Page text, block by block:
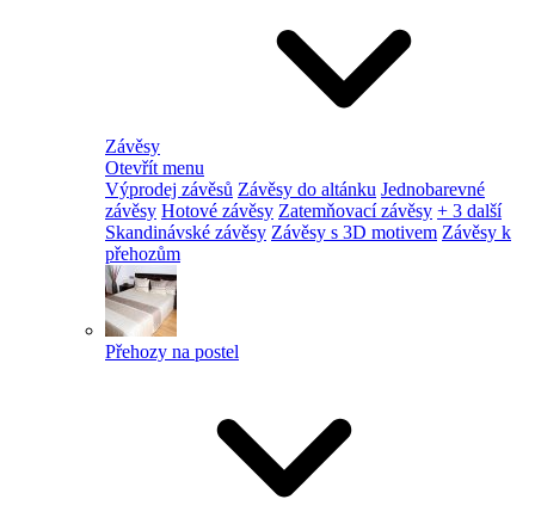
Závěsy
Otevřít menu
Výprodej závěsů Závěsy do altánku Jednobarevné
závěsy Hotové závěsy Zatemňovací závěsy + 3 další
Skandinávské závěsy Závěsy s 3D motivem Závěsy k
přehozům
Přehozy na postel